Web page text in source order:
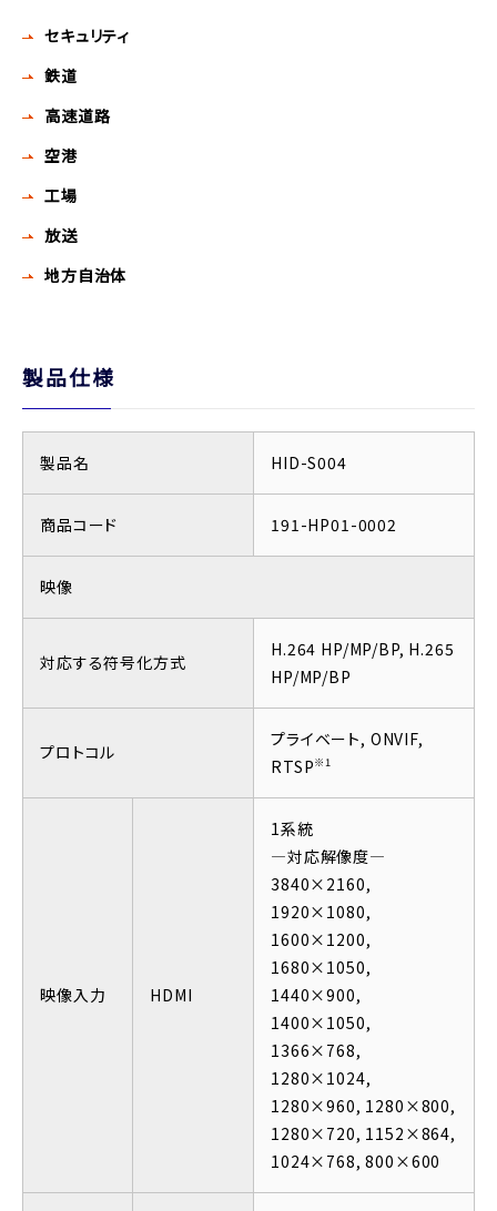
セキュリティ
鉄道
高速道路
空港
工場
放送
地方自治体
製品仕様
製品名 HID-S004
商品コード 191-HP01-0002
映像
対応する符号化方式
H.264 HP/MP/BP, H.265
HP/MP/BP
プロトコル
プライベート, ONVIF,
RTSP※1
映像入力 HDMI
1系統
―対応解像度―
3840×2160,
1920×1080,
1600×1200,
1680×1050,
1440×900,
1400×1050,
1366×768,
1280×1024,
1280×960, 1280×800,
1280×720, 1152×864,
1024×768, 800×600